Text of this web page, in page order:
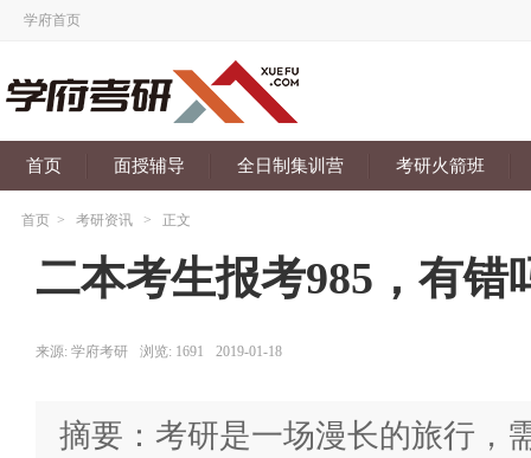
学府首页
首页 面授辅导 全日制集训营 考研火箭班
首页 > 考研资讯 > 正文
二本考生报考985，有错
来源: 学府考研 浏览: 1691 2019-01-18
摘要：考研是一场漫长的旅行，